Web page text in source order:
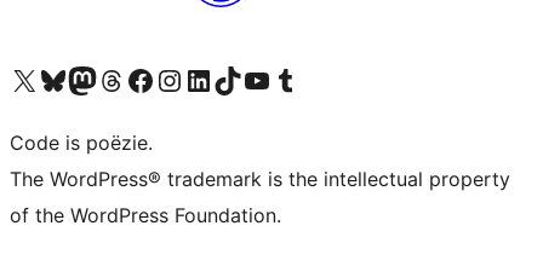
Bezoek ons X (voorheen Twitter) account
Bezoek ons Bluesky account
Bezoek ons Mastodon account
Bezoek ons Threads account
Onze Facebook pagina bezoeken
Bezoek ons Instagram account
Bezoek ons LinkedIn account
Bezoek ons TikTok account
Bezoek ons YouTube kanaalBezoek ons Tumblr account
Code is poëzie.
The WordPress® trademark is the intellectual property
of the WordPress Foundation.